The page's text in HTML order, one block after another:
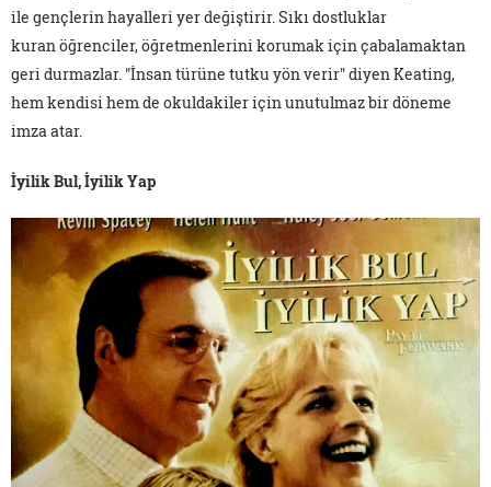
ile gençlerin hayalleri yer değiştirir. Sıkı dostluklar
kuran öğrenciler, öğretmenlerini korumak için çabalamaktan
geri durmazlar. "İnsan türüne tutku yön verir" diyen Keating,
hem kendisi hem de okuldakiler için unutulmaz bir döneme
imza atar.
İyilik Bul, İyilik Yap